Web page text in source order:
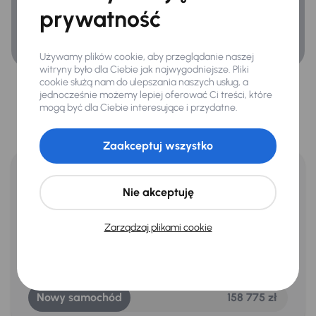
Relingi dachowe
Extra
Czujnik deszczu
Kamera cofania
Android Auto
Apple CarPlay
Nawigacja
Więcej niż tylko zakup
samochodu
Zyskaj pewność bezpiecznego zakupu, transparentną historię i
komfortową dostawę prosto do Twojego domu.
Oszczędzasz w porównaniu do
nowego samochodu36 775 zł
nas dostępny od ręki z minimalnym przebiegiem i w jeszcze
Nowy samochód 158 775 zł
prywatność
Używamy plików cookie, aby przeglądanie naszej
witryny było dla Ciebie jak najwygodniejsze. Pliki
cookie służą nam do ulepszania naszych usług, a
jednocześnie możemy lepiej oferować Ci treści, które
mogą być dla Ciebie interesujące i przydatne.
Zarządzaj plikami cookie
Nie akceptuję
Zaakceptuj wszystko